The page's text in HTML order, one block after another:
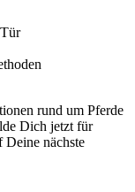
rund um Pferde
Dich jetzt für
Deine nächste